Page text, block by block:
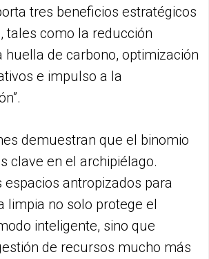
tres beneficios estratégicos
tales como la reducción
huella de carbono, optimización
e impulso a la
demuestran que el binomio
clave en el archipiélago.
espacios antropizados para
limpia no solo protege el
inteligente, sino que
de recursos mucho más